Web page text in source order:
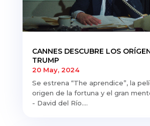
CANNES DESCUBRE LOS
TRUMP
20 May, 2024
Se estrena “The aprendice”, la
origen de la fortuna y el gran
- David del Río....